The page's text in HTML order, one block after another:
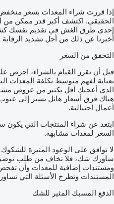
إذا قررت شراء المعدات بسعر
الحقيقي. اكتشف أكبر قدر ممكن من
إحدى طرق الغش في تقديم نفسك
أخبرنا عن ذلك من أجل تشديد
التحقق من السعر
قبل أن تقرر القيام بالشراء، احرص
بعناية لفهم متوسط تكلفة المعدات
الذي أعجبك أقل بكثير من عروض
هناك فرق أسعار هائل يشير إلى عيوب
أعمال احتيالية.
ابتعد عن شراء المنتجات التي
السعر لمعدات مشابهة.
لا توافق على الوعود المثيرة
ساورك شك، فلا تخاف من طلب
ومستندات إضافية للمعدات وأن
المستندات وتطرح الأسئلة التي
الدفع المسبك المثير للشك